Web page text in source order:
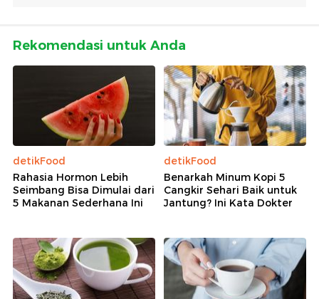
Rekomendasi untuk Anda
detikFood
Rahasia Hormon Lebih
Seimbang Bisa Dimulai dari
5 Makanan Sederhana Ini
detikFood
Benarkah Minum Kopi 5
Cangkir Sehari Baik untuk
Jantung? Ini Kata Dokter